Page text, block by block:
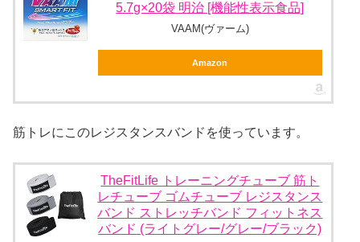
5.7g×20袋 明治 [機能性表示食品]
VAAM(ヴァーム)
Amazon
筋トレにこのレジスタンスバンドを使っています。
TheFitLife トレーニングチューブ 筋ト
レチューブ ゴムチューブ レジスタンス
バンド ストレッチバンド フィットネス
バンド (ライトグレー/グレー/ブラック)